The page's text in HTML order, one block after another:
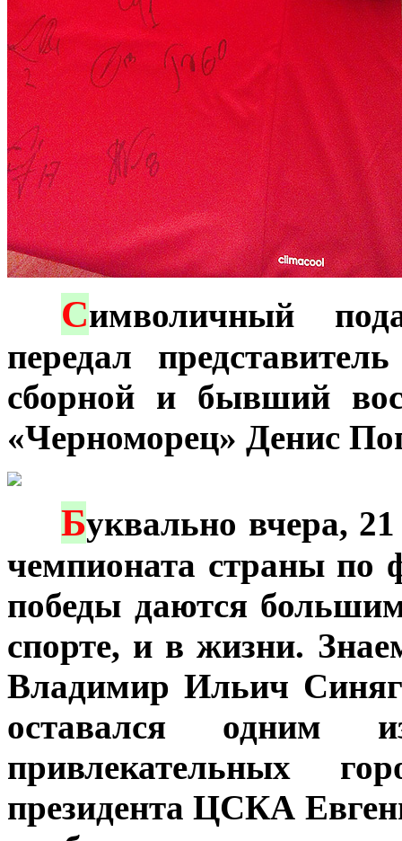
Символичный
передал
сборной и бывший
«Черноморец» Денис
Буквально вчера,
чемпионата страны по
победы даются
спорте, и в жизни.
Владимир Ильич
оставался одним
привлекательных
президента ЦСКА